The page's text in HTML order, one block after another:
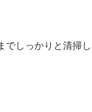
でしっかりと清掃し